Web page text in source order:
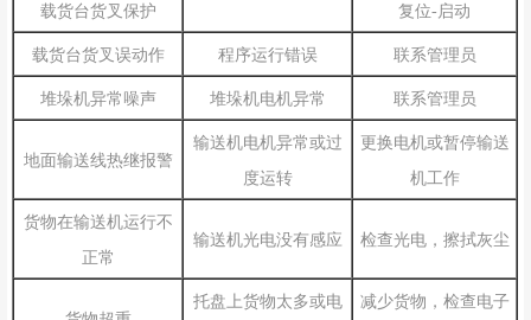
载货台货叉保护 复位-启动
载货台货叉误动作 程序运行错误 联系管理员
堆垛机异常噪声 堆垛机电机异常 联系管理员
地面输送线热继报警
输送机电机异常或过
度运转
更换电机或暂停输送
机工作
货物在输送机运行不
正常
输送机光电没有感应 检查光电，擦拭灰尘
托盘上货物太多或电
减少货物，检查电子